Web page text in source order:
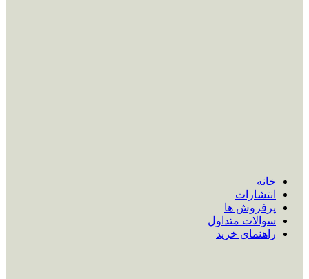
خانه
انتشارات
پرفروش ها
سوالات متداول
راهنمای خرید